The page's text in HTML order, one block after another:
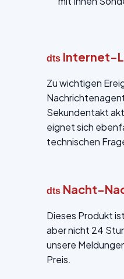
dts Internet-
Zu wichtigen
Sekundentakt
eignet sich
technischen
dts Nacht-
Dieses Produkt
aber nicht 24
unsere
Preis.